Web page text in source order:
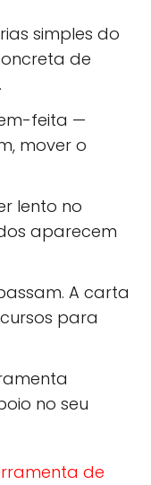
simples do
de
feita —
mover o
lento no
aparecem
A carta
para
no seu
de